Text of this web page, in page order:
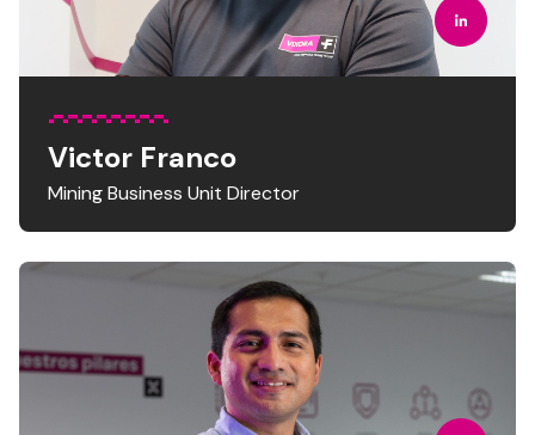
Victor Franco
Mining Business Unit Director